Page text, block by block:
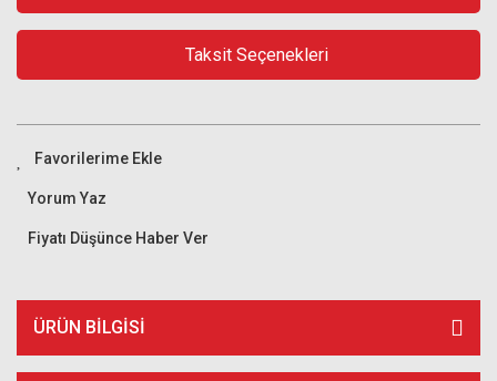
Taksit Seçenekleri
Yorum Yaz
Fiyatı Düşünce Haber Ver
ÜRÜN BILGISI